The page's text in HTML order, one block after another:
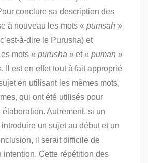
conclure sa description des
à nouveau les mots « pumsah »
à-dire le Purusha) et
mots « purusha » et « puman »
Il est en effet tout à fait approprié
en utilisant les mêmes mots,
qui ont été utilisés pour
Autrement, si un
un sujet au début et un
il serait difficile de
intention. Cette répétition des